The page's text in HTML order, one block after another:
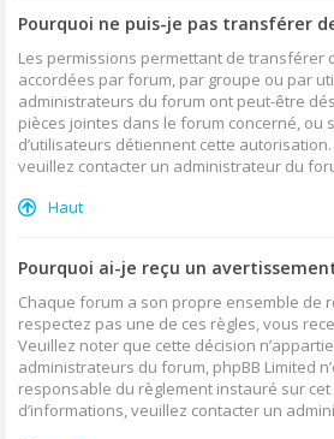
Pourquoi ne puis-je pas transférer
Les permissions permettant de transférer
accordées par forum, par groupe ou par
administrateurs du forum ont peut-être
pièces jointes dans le forum concerné, ou
d’utilisateurs détiennent cette autorisation.
veuillez contacter un administrateur du
Haut
Pourquoi ai-je reçu un
Chaque forum a son propre ensemble de
respectez pas une de ces règles, vous
Veuillez noter que cette décision
administrateurs du forum, phpBB Limited
responsable du règlement instauré sur cet
d’informations, veuillez contacter un